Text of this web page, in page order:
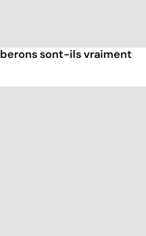
sont-ils vraiment